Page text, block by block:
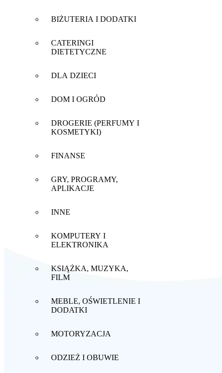
BIŻUTERIA I DODATKI
CATERINGI
DIETETYCZNE
DLA DZIECI
DOM I OGRÓD
DROGERIE (PERFUMY I
KOSMETYKI)
FINANSE
GRY, PROGRAMY,
APLIKACJE
INNE
KOMPUTERY I
ELEKTRONIKA
KSIĄŻKA, MUZYKA,
FILM
MEBLE, OŚWIETLENIE I
DODATKI
MOTORYZACJA
ODZIEŻ I OBUWIE